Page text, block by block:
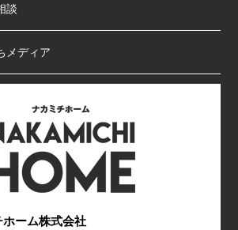
談
メディア
ーム株式会社